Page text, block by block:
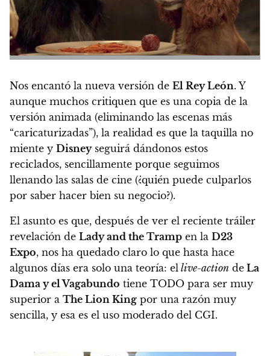
Nos encantó la nueva versión de El Rey León. Y
aunque muchos critiquen que es una copia de la
versión animada (eliminando las escenas más
“caricaturizadas”), la realidad es que la taquilla no
miente y Disneyseguirá dándonos estos
reciclados, sencillamente porque seguimos
llenando las salas de cine (¿quién puede culparlos
por saber hacer bien su negocio?).
El asunto es que, después de ver el reciente tráiler
revelación de Lady and the Tramp en la D23
Expo, nos ha quedado claro lo que hasta hace
algunos días era solo una teoría: el live-action de La
Dama y el Vagabundo tiene TODO para ser muy
superior a The Lion King por una razón muy
sencilla, y esa es el uso moderado del CGI.